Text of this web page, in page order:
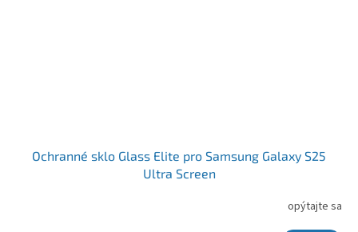
Ochranné sklo Glass Elite pro Samsung Galaxy S25
Ultra Screen
opýtajte sa